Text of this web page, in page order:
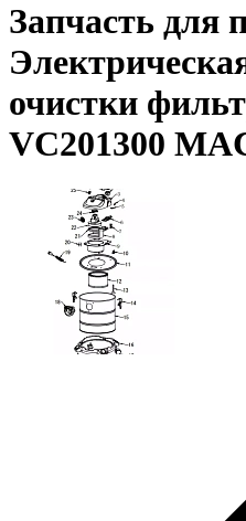
Запчасть для
очистки
VC201300